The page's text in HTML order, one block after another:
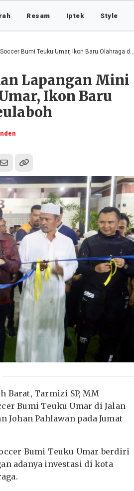
Resam Iptek Style
Bumi Teuku Umar, Ikon Baru Olahraga di Meulaboh
Lapangan Mini
Ikon Baru
Barat, Tarmizi SP, MM
Bumi Teuku Umar di Jalan
Johan Pahlawan pada Jumat
Bumi Teuku Umar berdiri
adanya investasi di kota